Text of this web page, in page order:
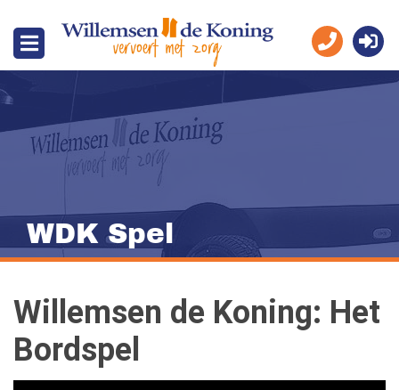
WDK Spel
Willemsen de Koning: Het
Bordspel